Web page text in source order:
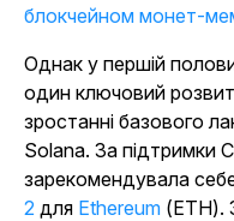
блокчейном монет-
Однак у першій
один ключовий
зростанні базового
Solana. За підтримки
зарекомендувала
2 для Ethereum (ETH).